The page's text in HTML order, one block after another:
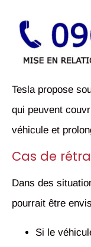
Tesla propose
qui peuvent
véhicule et
Cas de
Dans des
pourrait être
Si le